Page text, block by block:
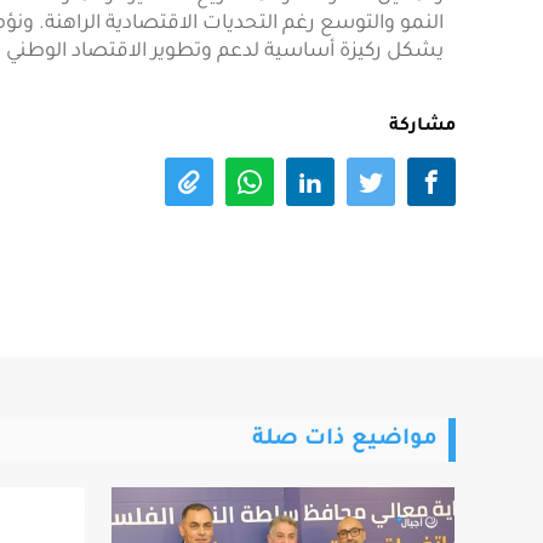
النمو والتوسع رغم التحديات الاقتصادية الراهنة.
يشكل ركيزة أساسية لدعم وتطوير الاقتصاد
مشاركة
مواضيع ذات صلة